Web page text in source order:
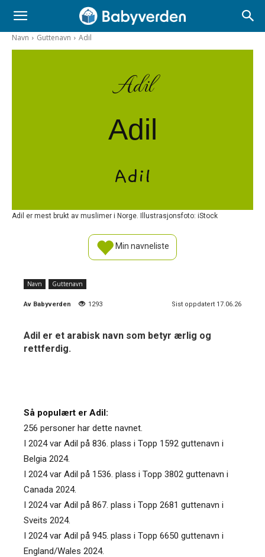
Navn Guttenavn Adil
Adil
Adil
Adil
Adil er mest brukt av muslimer i Norge. Illustrasjonsfoto: iStock
Min navneliste
Navn Guttenavn
Av Babyverden 1293 Sist oppdatert 17.06.26
Adil er et arabisk navn som betyr ærlig og
rettferdig.
Så populært er Adil:
256 personer har dette navnet.
I 2024 var Adil på 836. plass i Topp 1592 guttenavn i
Belgia 2024.
I 2024 var Adil på 1536. plass i Topp 3802 guttenavn i
Canada 2024.
I 2024 var Adil på 867. plass i Topp 2681 guttenavn i
Sveits 2024.
I 2024 var Adil på 945. plass i Topp 6650 guttenavn i
England/Wales 2024.